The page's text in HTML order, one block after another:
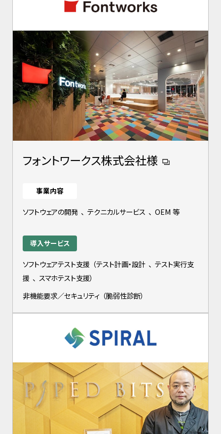
フォントワークス株式会社様
事業内容
ソフトウェアの開発 、 テクニカルサービス 、 OEM 等
導入サービス
ソフトウェアテスト支援 （テスト計画・設計 、 テスト実行支
援 、 スマホテスト支援）
非機能要求／セキュリティ （脆弱性診断）